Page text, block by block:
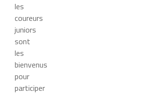
les
coureurs
juniors
sont
les
bienvenus
pour
participer